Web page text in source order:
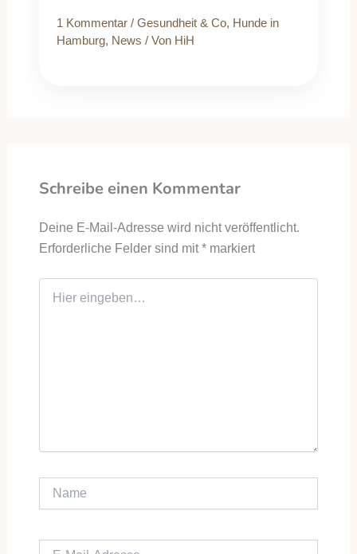
1 Kommentar / Gesundheit & Co, Hunde in
Hamburg, News / Von HiH
Schreibe einen Kommentar
Deine E-Mail-Adresse wird nicht veröffentlicht.
Erforderliche Felder sind mit*markiert
Hier eingeben…
Name
E-Mail-Adresse